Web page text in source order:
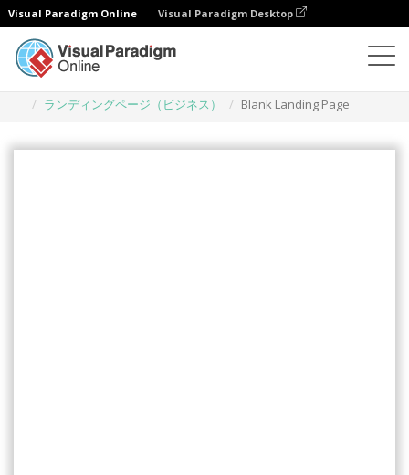
Visual Paradigm Online Visual Paradigm Desktop
ランディングページ（ビジネス）
Blank Landing Page